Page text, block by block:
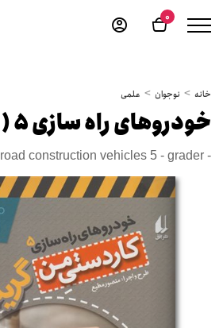
0
خانه نوجوان علمی
خودروهای راه سازی 5 (گریدر)
road construction vehicles 5 - grader -